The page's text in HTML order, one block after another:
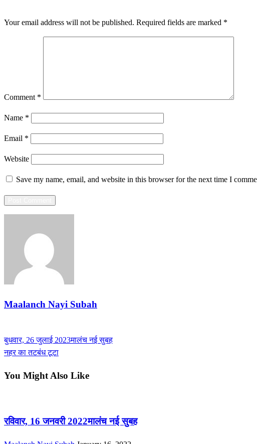
Your email address will not be published. Required fields are marked *
Comment *
Name *
Email *
Website
Save my name, email, and website in this browser for the next time I
Maalanch Nayi Subah
Post
Previous
Post
बुधवार, 26 जुलाई 2023मालंच नई सुबह
Next
नहर का तटबंध टूटा
You Might Also Like
रविवार, 16 जनवरी 2022मालंच नई सुबह